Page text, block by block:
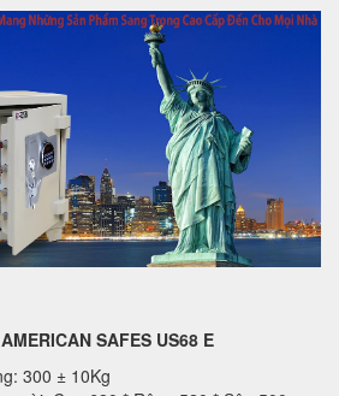
SAFES US68 E
300 ± 10Kg